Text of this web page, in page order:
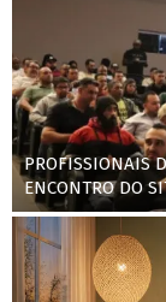
PROFISSIONAIS
ENCONTRO DO